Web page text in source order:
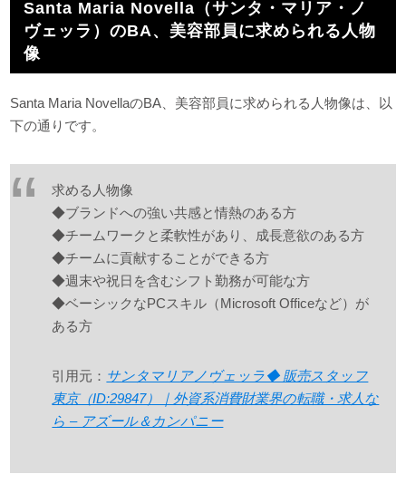
Santa Maria Novella（サンタ・マリア・ノ
ヴェッラ）のBA、美容部員に求められる人物
像
Santa Maria NovellaのBA、美容部員に求められる人物像は、以
下の通りです。
求める人物像
◆ブランドへの強い共感と情熱のある方
◆チームワークと柔軟性があり、成長意欲のある方
◆チームに貢献することができる方
◆週末や祝日を含むシフト勤務が可能な方
◆ベーシックなPCスキル（Microsoft Officeなど）が
ある方
引用元： サンタマリアノヴェッラ◆ 販売スタッフ
東京（ID:29847）｜外資系消費財業界の転職・求人な
ら – アズール＆カンパニー